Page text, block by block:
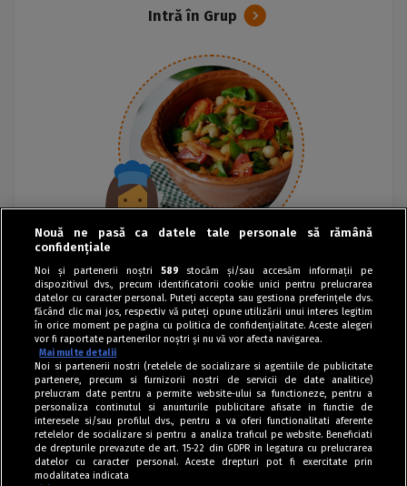
Intră în Grup
Nouă ne pasă ca datele tale personale să rămână
confidențiale
Noi și partenerii noștri 589 stocăm și/sau accesăm informații pe
dispozitivul dvs., precum identificatorii cookie unici pentru prelucrarea
datelor cu caracter personal. Puteți accepta sau gestiona preferințele dvs.
făcând clic mai jos, respectiv vă puteți opune utilizării unui interes legitim
în orice moment pe pagina cu politica de confidențialitate. Aceste alegeri
vor fi raportate partenerilor noștri și nu vă vor afecta navigarea.
Mai multe detalii
Noi si partenerii nostri (retelele de socializare si agentiile de publicitate
partenere, precum si furnizorii nostri de servicii de date analitice)
prelucram date pentru a permite website-ului sa functioneze, pentru a
personaliza continutul si anunturile publicitare afisate in functie de
interesele si/sau profilul dvs., pentru a va oferi functionalitati aferente
retelelor de socializare si pentru a analiza traficul pe website. Beneficiati
de drepturile prevazute de art. 15-22 din GDPR in legatura cu prelucrarea
datelor cu caracter personal. Aceste drepturi pot fi exercitate prin
modalitatea indicata